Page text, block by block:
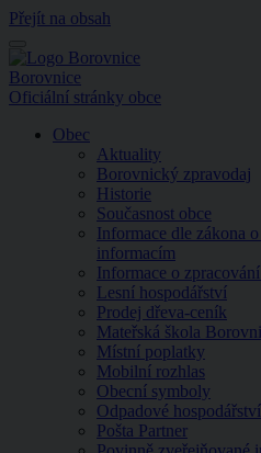
Přejít na obsah
Menu
Borovnice
Oficiální stránky obce
Obec
Aktuality
Borovnický zpravodaj
Historie
Současnost obce
Informace dle zákona
informacím
Informace o
Lesní hospodářství
Prodej dřeva-ceník
Mateřská škola
Místní poplatky
Mobilní rozhlas
Obecní symboly
Odpadové hospodářství
Pošta Partner